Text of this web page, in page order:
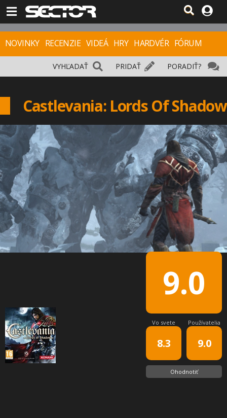
NOVINKY RECENZIE VIDEÁ HRY HARDVÉR FÓRUM
PORADIŤ?
PRIDAŤ
VYHĽADAŤ
Castlevania: Lords Of Shadow
9.0
Vo svete
8.3
Používatelia
9.0
Ohodnotiť